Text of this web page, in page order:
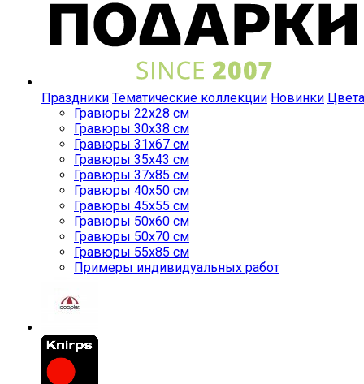
Праздники Тематические коллекции Новинки Цвета
Гравюры 22x28 см
Гравюры 30x38 см
Гравюры 31x67 см
Гравюры 35x43 см
Гравюры 37x85 см
Гравюры 40x50 см
Гравюры 45x55 см
Гравюры 50x60 см
Гравюры 50x70 см
Гравюры 55x85 см
Примеры индивидуальных работ